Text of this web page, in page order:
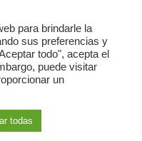
para brindarle la
sus preferencias y
todo", acepta el
puede visitar
un
todas